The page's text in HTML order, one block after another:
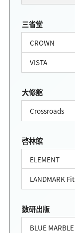
三省堂
CROWN
VISTA
大修館
Crossroads
啓林館
ELEMENT
LANDMARK Fit
数研出版
BLUE MARBLE